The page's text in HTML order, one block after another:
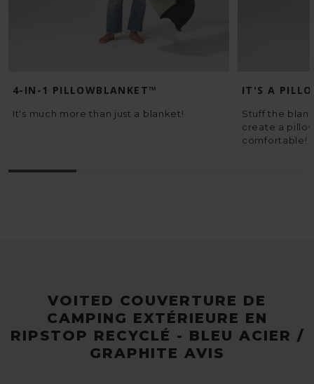
4-IN-1 PILLOWBLANKET™
It's much more than just a blanket!
IT'S A
Stuff the
create a
comfortable!
VOITED COUVERTURE DE
CAMPING EXTÉRIEURE EN
RIPSTOP RECYCLÉ - BLEU ACIER /
GRAPHITE AVIS